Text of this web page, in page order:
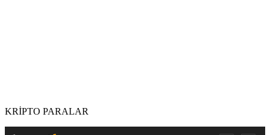
KRİPTO PARALAR